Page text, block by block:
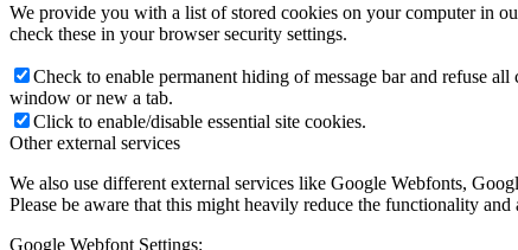
We provide you with a list of stored cookies on your computer in
check these in your browser security settings.
Check to enable permanent hiding of message bar and refuse
window or new a tab.
Click to enable/disable essential site cookies.
Other external services
We also use different external services like Google Webfonts,
Please be aware that this might heavily reduce the functionality
Google Webfont Settings: